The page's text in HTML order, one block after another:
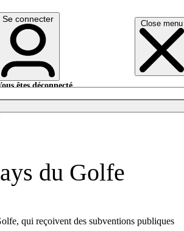
Close menu
English
Deutsch
Se connecter
êtes déconnecté.
du Golfe
qui reçoivent des subventions publiques